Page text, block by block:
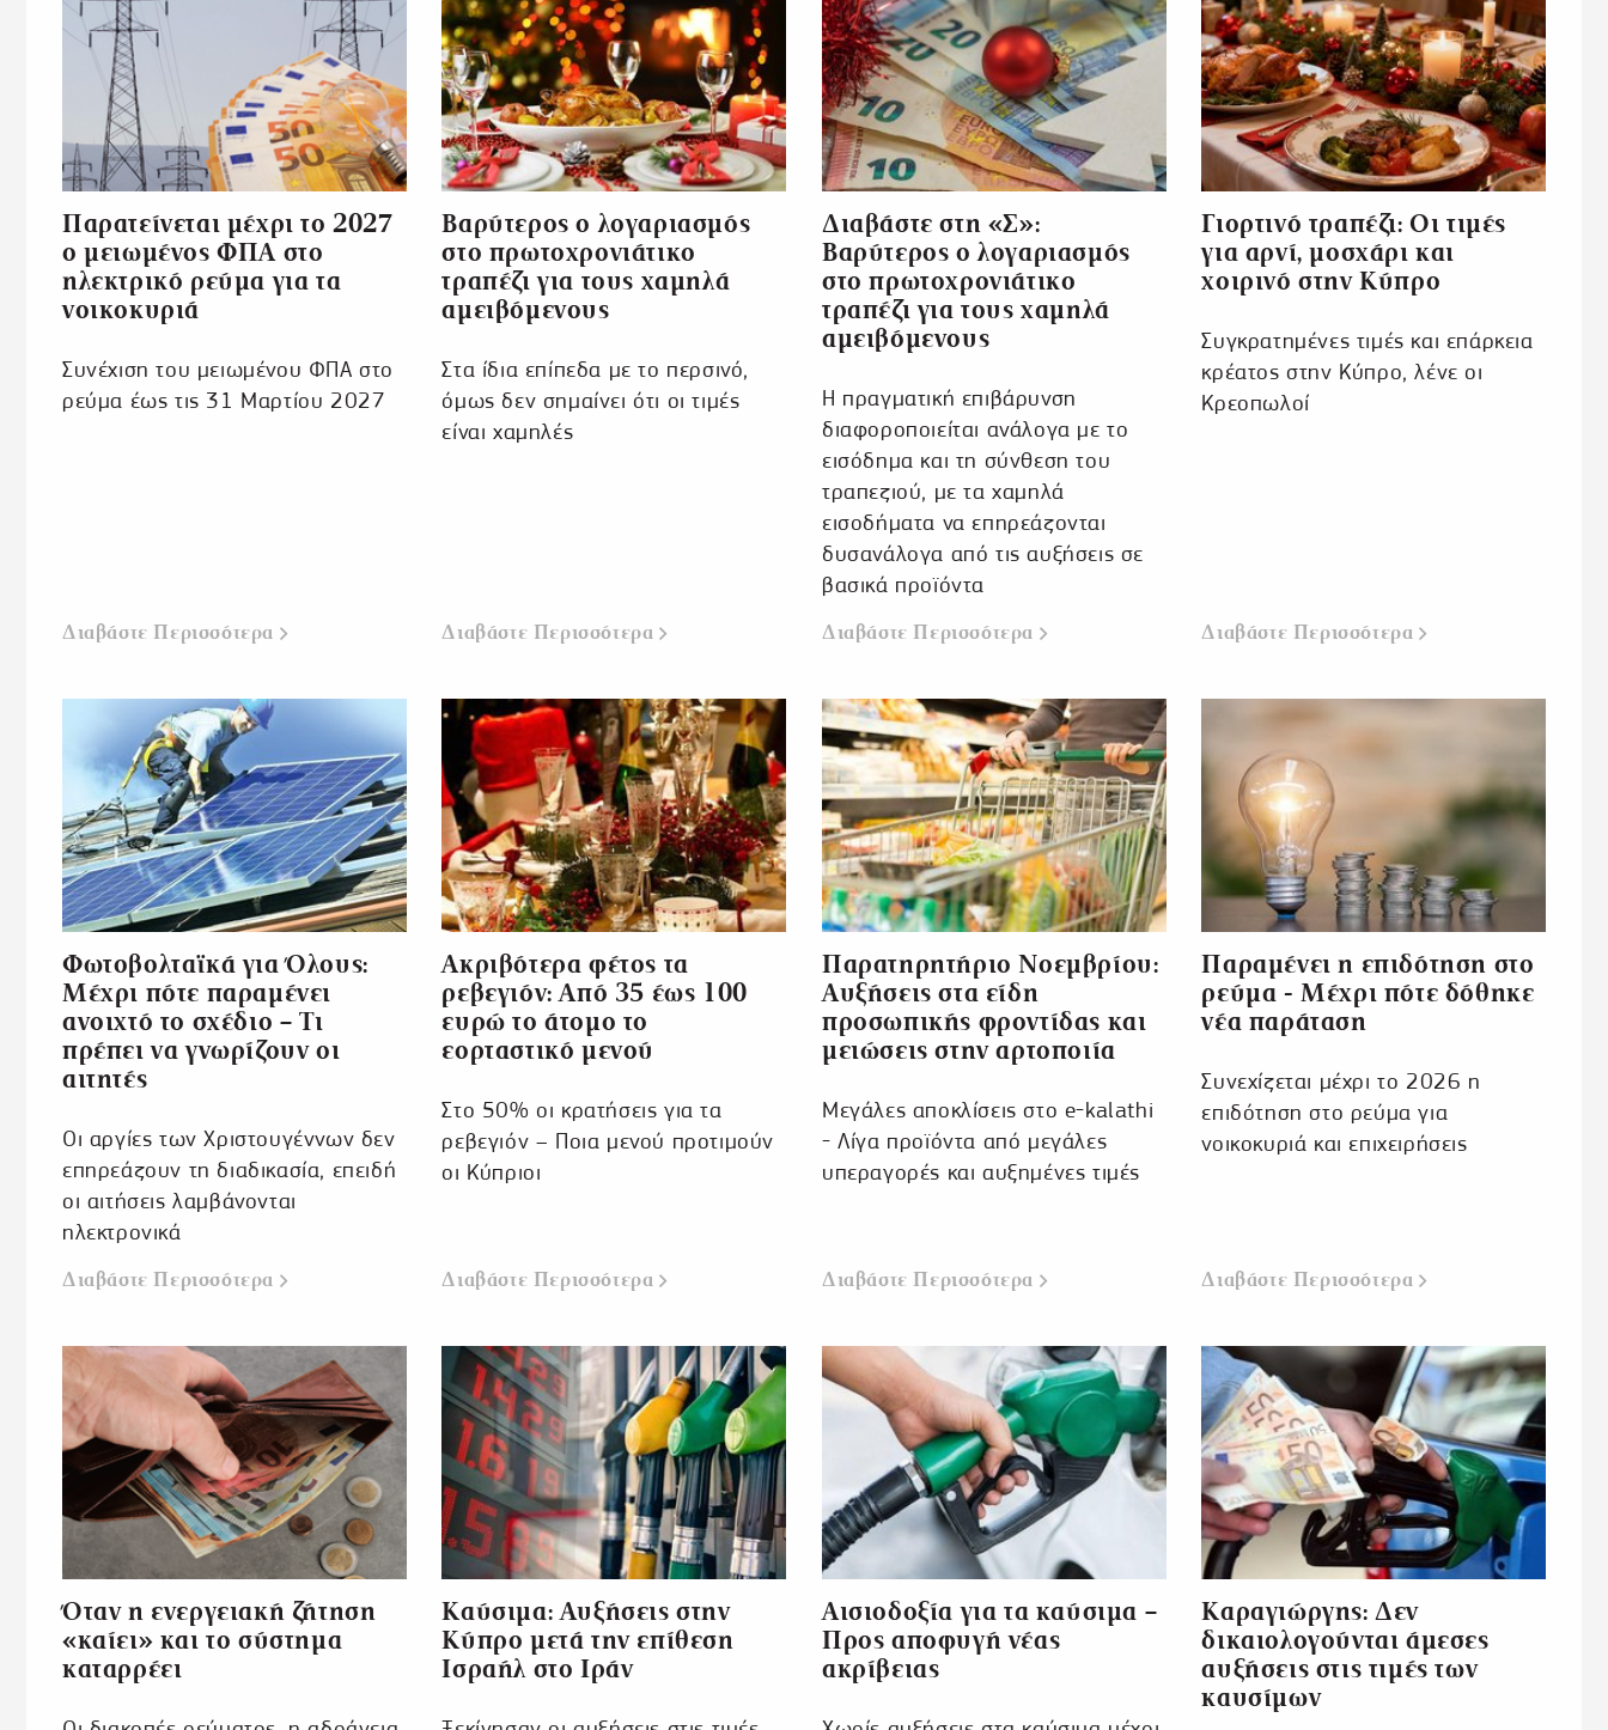
Παρατείνεται μέχρι το 2027
ο μειωμένος ΦΠΑ στο
ηλεκτρικό ρεύμα για τα
νοικοκυριά
Συνέχιση του μειωμένου ΦΠΑ στο
ρεύμα έως τις 31 Μαρτίου 2027
Διαβάστε Περισσότερα
Βαρύτερος ο λογαριασμός
στο πρωτοχρονιάτικο
τραπέζι για τους χαμηλά
αμειβόμενους
Στα ίδια επίπεδα με το περσινό,
όμως δεν σημαίνει ότι οι τιμές
είναι χαμηλές
Διαβάστε Περισσότερα
Διαβάστε στη «Σ»:
Βαρύτερος ο λογαριασμός
στο πρωτοχρονιάτικο
τραπέζι για τους χαμηλά
αμειβόμενους
Η πραγματική επιβάρυνση
διαφοροποιείται ανάλογα με το
εισόδημα και τη σύνθεση του
τραπεζιού, με τα χαμηλά
εισοδήματα να επηρεάζονται
δυσανάλογα από τις αυξήσεις σε
βασικά προϊόντα
Διαβάστε Περισσότερα
Γιορτινό τραπέζι: Οι τιμές
για αρνί, μοσχάρι και
χοιρινό στην Κύπρο
Συγκρατημένες τιμές και επάρκεια
κρέατος στην Κύπρο, λένε οι
Κρεοπωλοί
Διαβάστε Περισσότερα
Φωτοβολταϊκά για Όλους:
Mέχρι πότε παραμένει
ανοιχτό το σχέδιο – Τι
πρέπει να γνωρίζουν οι
αιτητές
Οι αργίες των Χριστουγέννων δεν
επηρεάζουν τη διαδικασία, επειδή
οι αιτήσεις λαμβάνονται
ηλεκτρονικά
Διαβάστε Περισσότερα
Ακριβότερα φέτος τα
ρεβεγιόν: Από 35 έως 100
ευρώ το άτομο το
εορταστικό μενού
Στο 50% οι κρατήσεις για τα
ρεβεγιόν – Ποια μενού προτιμούν
οι Κύπριοι
Διαβάστε Περισσότερα
Παρατηρητήριο Νοεμβρίου:
Αυξήσεις στα είδη
προσωπικής φροντίδας και
μειώσεις στην αρτοποιία
Μεγάλες αποκλίσεις στο e-kalathi
- Λίγα προϊόντα από μεγάλες
υπεραγορές και αυξημένες τιμές
Διαβάστε Περισσότερα
Παραμένει η επιδότηση στο
ρεύμα - Μέχρι πότε δόθηκε
νέα παράταση
Συνεχίζεται μέχρι το 2026 η
επιδότηση στο ρεύμα για
νοικοκυριά και επιχειρήσεις
Διαβάστε Περισσότερα
Όταν η ενεργειακή ζήτηση
«καίει» και το σύστημα
καταρρέει
Καύσιμα: Αυξήσεις στην
Κύπρο μετά την επίθεση
Ισραήλ στο Ιράν
Αισιοδοξία για τα καύσιμα –
Προς αποφυγή νέας
ακρίβειας
Καραγιώργης: Δεν
δικαιολογούνται άμεσες
αυξήσεις στις τιμές των
καυσίμων